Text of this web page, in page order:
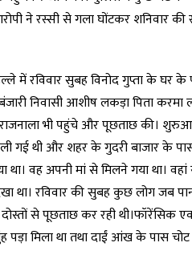
ने रस्सी से गला घोंटकर शनिवार
में रविवार सुबह विनोद गुप्ता के घर
निवासी आशीष लकड़ा पिता करमा
भी पहुंचे और पूछताछ की।
गई थी और शहर के गुदरी बाजार के
था। वह अपनी मां से मिलने गया था।
था। रविवार की सुबह कुछ लोग जब
से पूछताछ कर रही थी।फॉरेंसिक
मिला था तथा दाईं आंख के पास